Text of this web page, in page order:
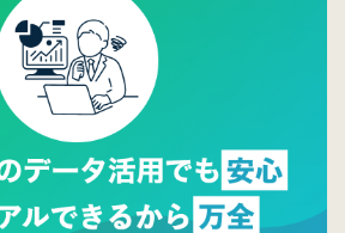
ページを開設しました。詳細は
コンサイトリリースしました。